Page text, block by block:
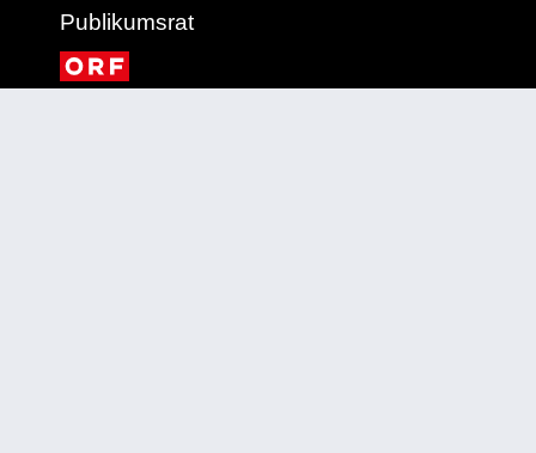
Publikumsrat